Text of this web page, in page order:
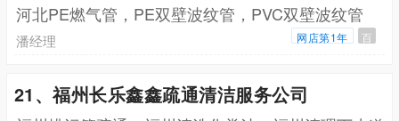
河北PE燃气管，PE双壁波纹管，PVC双壁波纹管
潘经理 网店第1年 百
21、福州长乐鑫鑫疏通清洁服务公司